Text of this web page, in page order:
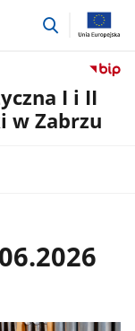
przejdź
I i II
w Zabrzu